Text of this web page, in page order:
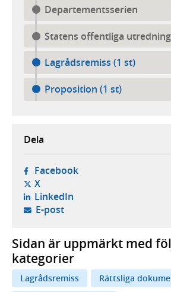
Departementsserien
Statens offentliga
Lagrådsremiss (1 st)
Proposition (1 st)
Dela
Facebook- öppnas i ny flik,
X- öppnas i ny flik, extern
LinkedIn- öppnas i ny flik,
E-post- öppnar din e-
Sidan är uppmärkt med
kategorier
Lagrådsremiss
Rättsliga